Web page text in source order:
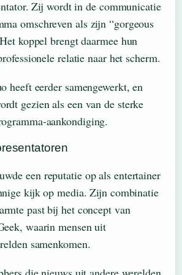
Zij wordt in de communicatie
omschreven als zijn “gorgeous
koppel brengt daarmee hun
relatie naar het scherm.
heeft eerder samengewerkt, en
gezien als een van de sterke
aankondiging.
een reputatie op als entertainer
kijk op media. Zijn combinatie
past bij het concept van
waarin mensen uit
samenkomen.